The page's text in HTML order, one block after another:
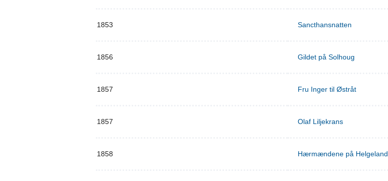
1853 Sancthansnatten
1856 Gildet på Solhoug
1857 Fru Inger til Østråt
1857 Olaf Liljekrans
1858 Hærmændene på Helgeland